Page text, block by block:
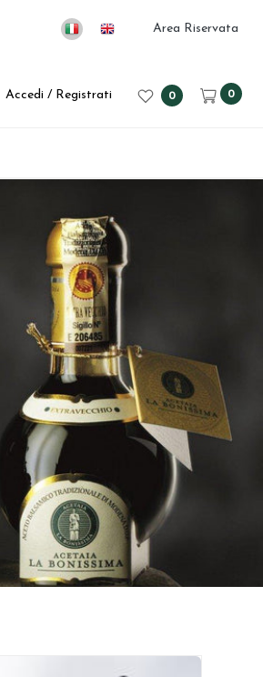
Area Riservata
Accedi / Registrati 0 0